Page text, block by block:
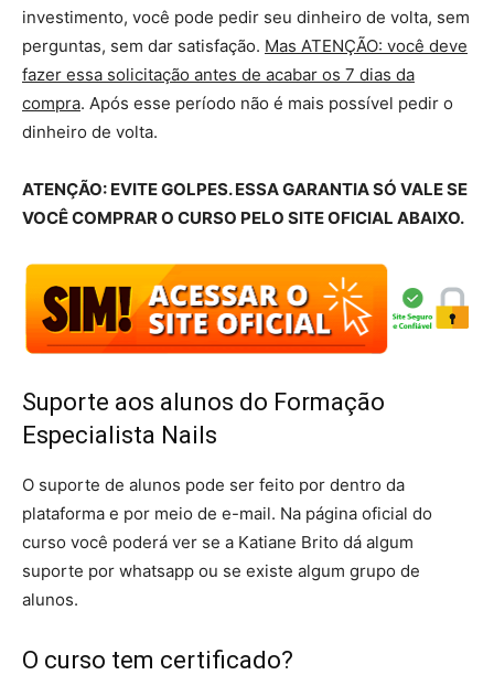
investimento, você pode pedir seu dinheiro de volta, sem
perguntas, sem dar satisfação. Mas ATENÇÃO: você deve
fazer essa solicitação antes de acabar os 7 dias da
compra. Após esse período não é mais possível pedir o
dinheiro de volta.
ATENÇÃO: EVITE GOLPES. ESSA GARANTIA SÓ VALE SE
VOCÊ COMPRAR O CURSO PELO SITE OFICIAL ABAIXO.
Suporte aos alunos do Formação
Especialista Nails
O suporte de alunos pode ser feito por dentro da
plataforma e por meio de e-mail. Na página oficial do
curso você poderá ver se a Katiane Brito dá algum
suporte por whatsapp ou se existe algum grupo de
alunos.
O curso tem certificado?